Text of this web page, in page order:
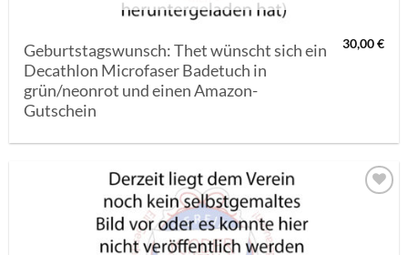
Geburtstagswunsch: Thet wünscht sich ein
Decathlon Microfaser Badetuch in
grün/neonrot und einen Amazon-
Gutschein
30,00€